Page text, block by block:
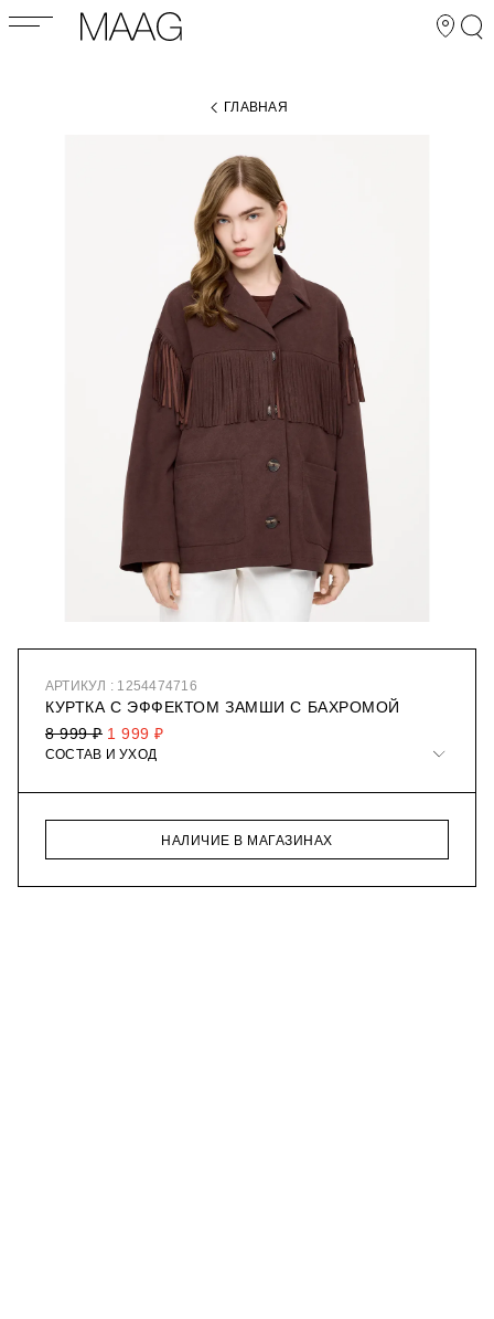
ГЛАВНАЯ
АРТИКУЛ : 1254474716
КУРТКА С ЭФФЕКТОМ ЗАМШИ С БАХРОМОЙ
1 999 ₽
8 999 ₽
СОСТАВ И УХОД
НАЛИЧИЕ В МАГАЗИНАХ